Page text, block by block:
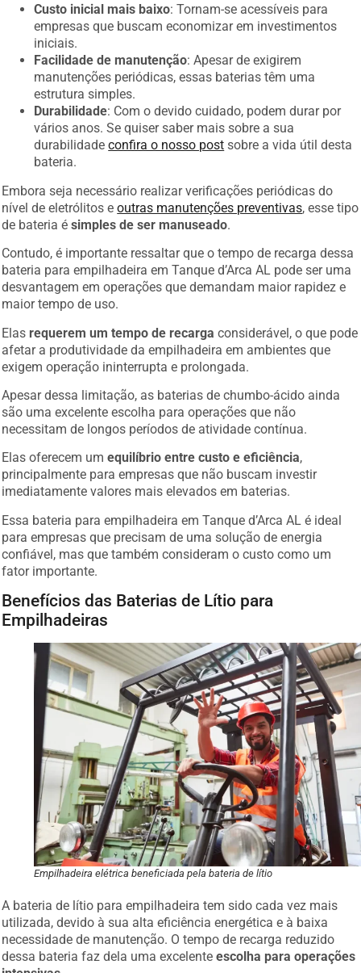
Custo inicial mais baixo: Tornam-se acessíveis para
empresas que buscam economizar em investimentos
iniciais.
Facilidade de manutenção: Apesar de exigirem
manutenções periódicas, essas baterias têm uma
estrutura simples.
Durabilidade: Com o devido cuidado, podem durar por
vários anos. Se quiser saber mais sobre a sua
durabilidadeconfira o nosso post sobre a vida útil desta
bateria.
Embora seja necessário realizar verificações periódicas do
nível de eletrólitos eoutras manutenções preventivas, esse tipo
de bateria ésimples de ser manuseado.
Contudo, é importante ressaltar que o tempo de recarga dessa
bateria para empilhadeira em Tanque d’Arca AL pode ser uma
desvantagem em operações que demandam maior rapidez e
maior tempo de uso.
Elas requerem um tempo de recarga considerável, o que pode
afetar a produtividade da empilhadeira em ambientes que
exigem operação ininterrupta e prolongada.
Apesar dessa limitação, as baterias de chumbo-ácido ainda
são uma excelente escolha para operações que não
necessitam de longos períodos de atividade contínua.
Elas oferecem umequilíbrio entre custo e eficiência,
principalmente para empresas que não buscam investir
imediatamente valores mais elevados em baterias.
Essa bateria para empilhadeira em Tanque d’Arca AL é ideal
para empresas que precisam de uma solução de energia
confiável, mas que também consideram o custo como um
fator importante.
Benefícios das Baterias de Lítio para
Empilhadeiras
Empilhadeira elétrica beneficiada pela bateria de lítio
A bateria de lítio para empilhadeira tem sido cada vez mais
utilizada, devido à sua alta eficiência energética e à baixa
necessidade de manutenção. O tempo de recarga reduzido
dessa bateria faz dela uma excelenteescolha para operações